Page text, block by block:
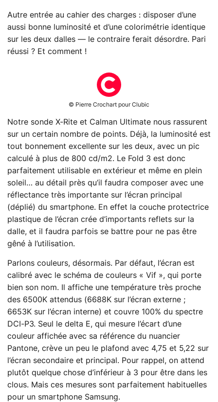
Autre entrée au cahier des charges : disposer d’une
aussi bonne luminosité et d’une colorimétrie identique
sur les deux dalles — le contraire ferait désordre. Pari
réussi ? Et comment !
© Pierre Crochart pour Clubic
Notre sonde X-Rite et Calman Ultimate nous rassurent
sur un certain nombre de points. Déjà, la luminosité est
tout bonnement excellente sur les deux, avec un pic
calculé à plus de 800 cd/m2. Le Fold 3 est donc
parfaitement utilisable en extérieur et même en plein
soleil… au détail près qu’il faudra composer avec une
réflectance très importante sur l’écran principal
(déplié) du smartphone. En effet la couche protectrice
plastique de l’écran crée d’importants reflets sur la
dalle, et il faudra parfois se battre pour ne pas être
gêné à l’utilisation.
Parlons couleurs, désormais. Par défaut, l’écran est
calibré avec le schéma de couleurs « Vif », qui porte
bien son nom. Il affiche une température très proche
des 6500K attendus (6688K sur l’écran externe ;
6653K sur l’écran interne) et couvre 100% du spectre
DCI-P3. Seul le delta E, qui mesure l’écart d’une
couleur affichée avec sa référence du nuancier
Pantone, crève un peu le plafond avec 4,75 et 5,22 sur
l’écran secondaire et principal. Pour rappel, on attend
plutôt quelque chose d’inférieur à 3 pour être dans les
clous. Mais ces mesures sont parfaitement habituelles
pour un smartphone Samsung.